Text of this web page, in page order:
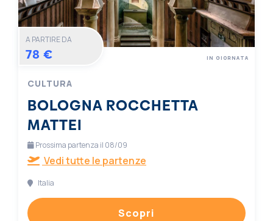
A PARTIRE DA
78 €
CULTURA
BOLOGNA ROCCHETTA
MATTEI
IN GIORNATA
Prossima partenza il 08/09
Vedi tutte le partenze
Italia
Scopri